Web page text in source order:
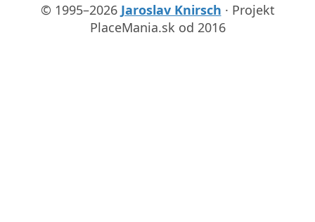
© 1995–2026 Jaroslav Knirsch · Projekt
PlaceMania.sk od 2016